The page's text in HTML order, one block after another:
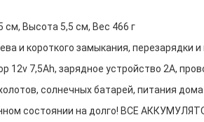
Высота 5,5 см, Вес 466 г
и короткого замыкания, перезарядки и
12v 7,5Ah, зарядное устройство 2А,
солнечных батарей, питания
состоянии на долго! ВСЕ